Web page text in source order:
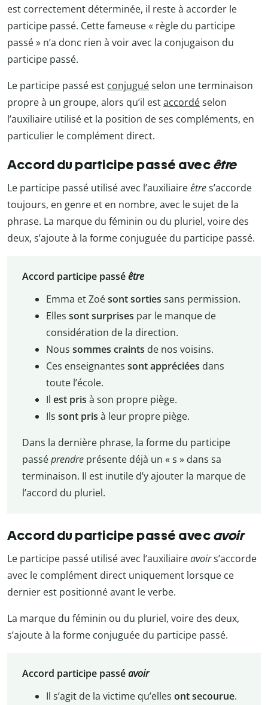
est correctement déterminée, il reste à accorder le
participe passé. Cette fameuse « règle du participe
passé » n’a donc rien à voir avec la conjugaison du
participe passé.
Le participe passé est conjuguéselon une terminaison
propre à un groupe, alors qu’il estaccordéselon
l’auxiliaire utilisé et la position de ses compléments, en
particulier le complément direct.
Accord du participe passé avecêtre
Le participe passé utilisé avec l’auxiliaireêtres’accorde
toujours, en genre et en nombre, avec le sujet de la
phrase. La marque du féminin ou du pluriel, voire des
deux, s’ajoute à la forme conjuguée du participe passé.
Accord participe passéêtre
Emma et Zoésont sorties sans permission.
Elles sont surprises par le manque de
considération de la direction.
Nous sommes craints de nos voisins.
Ces enseignantes sont appréciées dans
toute l’école.
Il est pris à son propre piège.
Ils sont pris à leur propre piège.
Dans la dernière phrase, la forme du participe
passéprendreprésente déjà un « s » dans sa
terminaison. Il est inutile d’y ajouter la marque de
l’accord du pluriel.
Accord du participe passé avecavoir
Le participe passé utilisé avec l’auxiliaireavoirs’accorde
avec le complément direct uniquement lorsque ce
dernier est positionné avant le verbe.
La marque du féminin ou du pluriel, voire des deux,
s’ajoute à la forme conjuguée du participe passé.
Accord participe passéavoir
Il s’agit de la victime qu’elles ont secourue.